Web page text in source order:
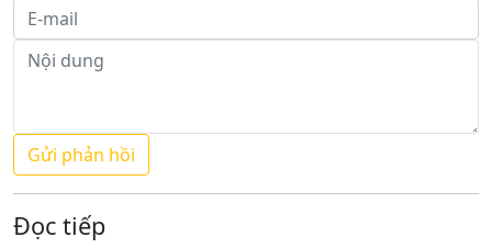
Đọc tiếp